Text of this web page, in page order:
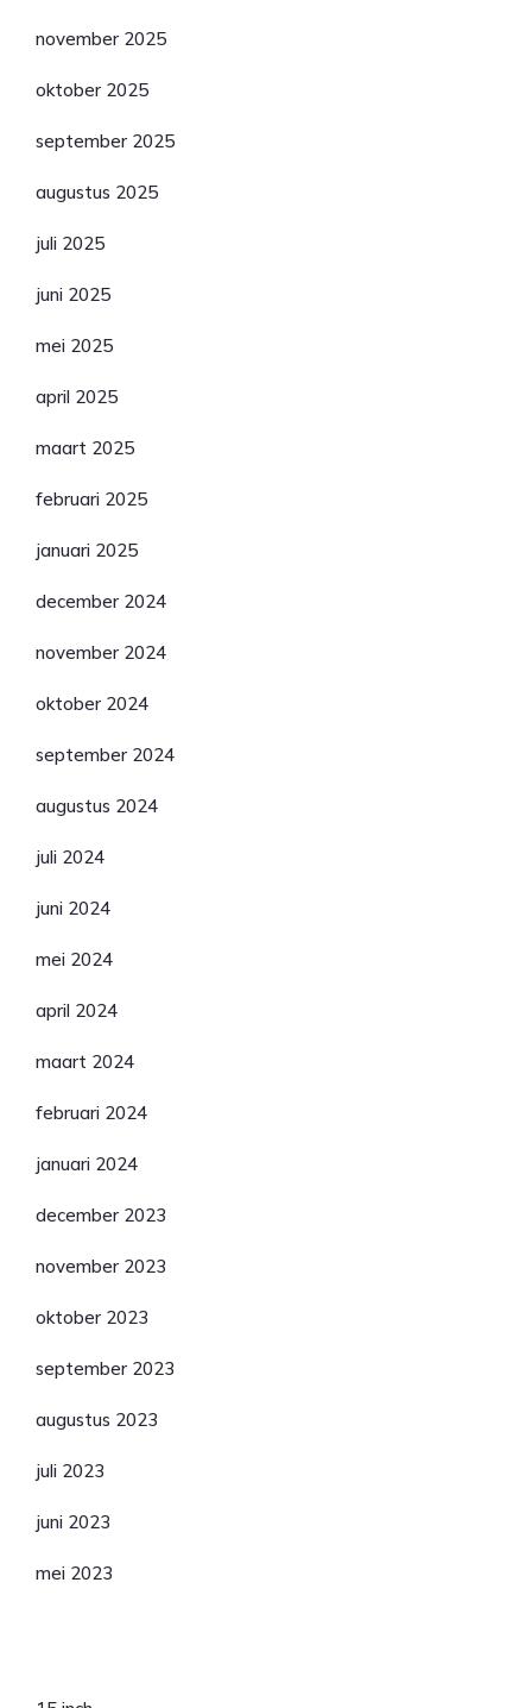
november 2025
oktober 2025
september 2025
augustus 2025
juli 2025
juni 2025
mei 2025
april 2025
maart 2025
februari 2025
januari 2025
december 2024
november 2024
oktober 2024
september 2024
augustus 2024
juli 2024
juni 2024
mei 2024
april 2024
maart 2024
februari 2024
januari 2024
december 2023
november 2023
oktober 2023
september 2023
augustus 2023
juli 2023
juni 2023
mei 2023